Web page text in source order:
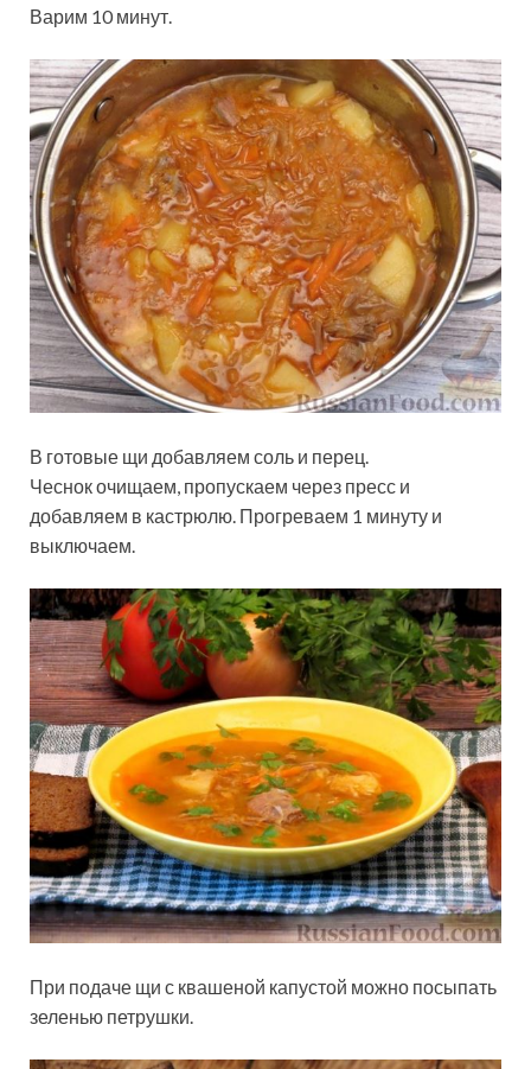
Варим 10 минут.
В готовые щи добавляем соль и перец.
Чеснок очищаем, пропускаем через пресс и
добавляем в кастрюлю. Прогреваем 1 минуту и
выключаем.
При подаче щи с квашеной капустой можно посыпать
зеленью петрушки.